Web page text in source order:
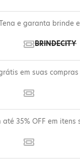
e garanta brinde
BRINDECITY
em suas compras
até 35% OFF em itens